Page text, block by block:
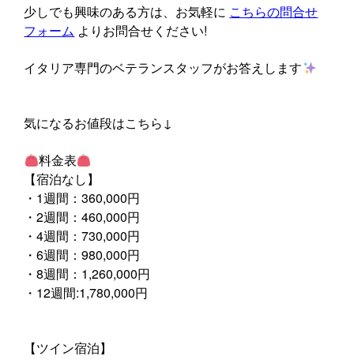
少しでも興味のある方は、お気軽に こちらの問合せ
フォーム よりお問合せください!
イタリア専門のベテランスタッフがお答えします
気になるお値段はこちら↓
料金表
【宿泊なし】
・1週間：360,000円
・2週間：460,000円
・4週間：730,000円
・6週間：980,000円
・8週間：1,260,000円
・12週間:1,780,000円
【ツイン宿泊】